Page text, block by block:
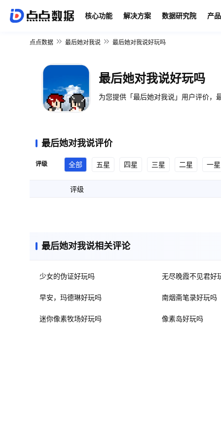
核心功能 解决方案 数据研究院 产
点点数据 最后她对我说 最后她对我说好玩吗
最后她对我说好玩吗
为您提供「最后她对我说」用户评价，
最后她对我说评价
评级 全部 五星 四星 三星 二星 一星
评级
最后她对我说相关评论
少女的伪证好玩吗 无尽晚霞不见君好
早安，玛德琳好玩吗 南烟斋笔录好玩吗
迷你像素牧场好玩吗 像素岛好玩吗